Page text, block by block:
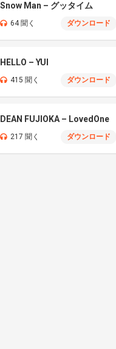
Snow Man – グッタイム
64 聞く ダウンロード
HELLO – YUI
415 聞く ダウンロード
DEAN FUJIOKA – LovedOne
217 聞く ダウンロード